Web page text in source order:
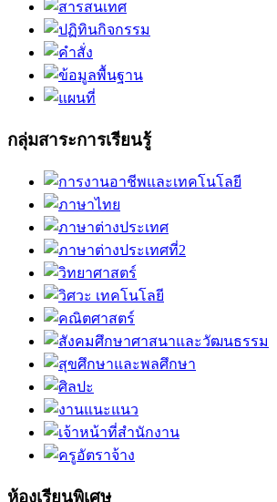
กลุ่มสาระการเรียนรู้
ห้องเรียนพิเศษ